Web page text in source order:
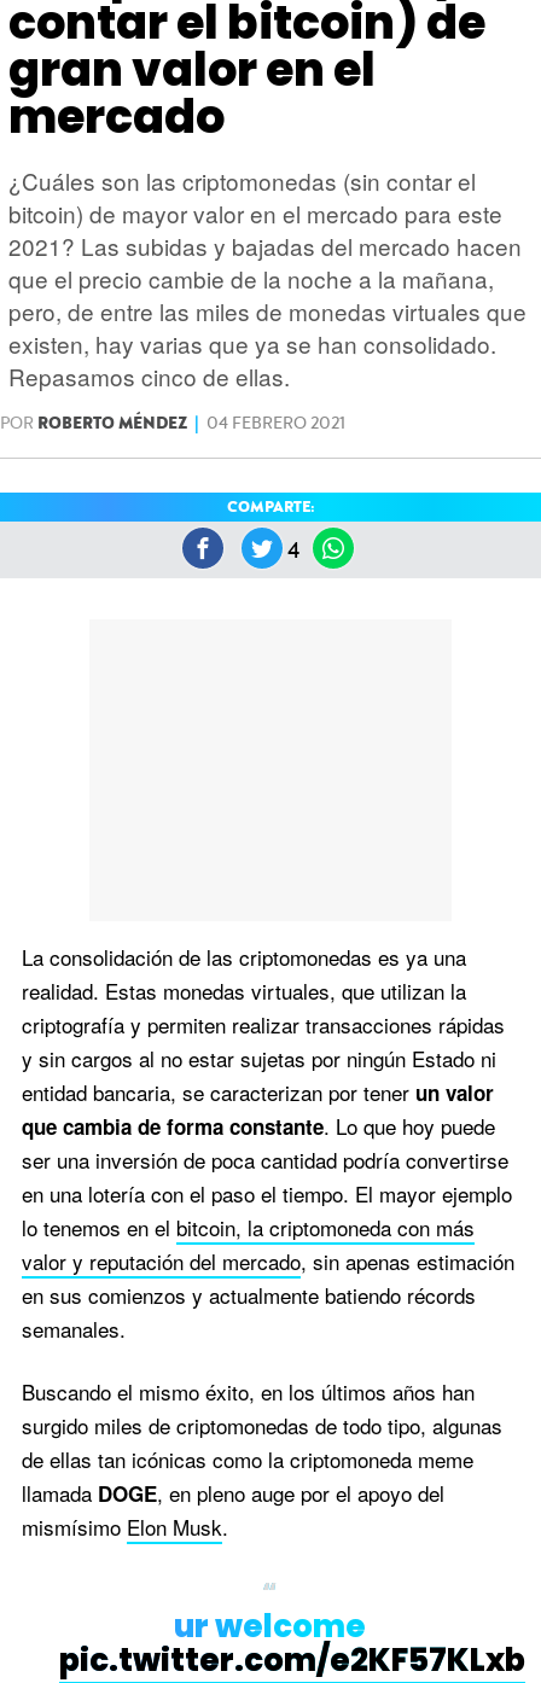
contar el bitcoin) de
gran valor en el
mercado
¿Cuáles son las criptomonedas (sin contar el
bitcoin) de mayor valor en el mercado para este
2021? Las subidas y bajadas del mercado hacen
que el precio cambie de la noche a la mañana,
pero, de entre las miles de monedas virtuales que
existen, hay varias que ya se han consolidado.
Repasamos cinco de ellas.
POR ROBERTO MÉNDEZ | 04 FEBRERO 2021
COMPARTE:
4
La consolidación de las criptomonedas es ya una
realidad. Estas monedas virtuales, que utilizan la
criptografía y permiten realizar transacciones rápidas
y sin cargos al no estar sujetas por ningún Estado ni
entidad bancaria, se caracterizan por tener un valor
que cambia de forma constante. Lo que hoy puede
ser una inversión de poca cantidad podría convertirse
en una lotería con el paso el tiempo. El mayor ejemplo
lo tenemos en el bitcoin, la criptomoneda con más
valor y reputación del mercado, sin apenas estimación
en sus comienzos y actualmente batiendo récords
semanales.
Buscando el mismo éxito, en los últimos años han
surgido miles de criptomonedas de todo tipo, algunas
de ellas tan icónicas como la criptomoneda meme
llamada DOGE, en pleno auge por el apoyo del
mismísimo Elon Musk.
ur welcome
pic.twitter.com/e2KF57KLxb